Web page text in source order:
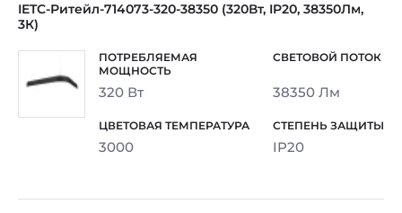
IETC-Ритейл-714073-320-38350 (320Вт, IP20, 38350Лм,
3К)
320 Вт 38350 Лм
3000 IP20